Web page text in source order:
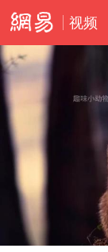
视频
Play